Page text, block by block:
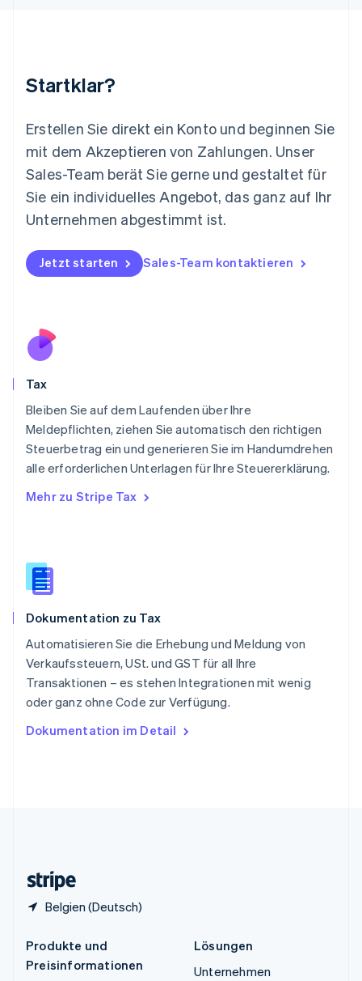
Startklar?
Erstellen Sie direkt ein Konto und beginnen Sie
mit dem Akzeptieren von Zahlungen. Unser
Sales-Team berät Sie gerne und gestaltet für
Sie ein individuelles Angebot, das ganz auf Ihr
Unternehmen abgestimmt ist.
Jetzt starten Sales-Team kontaktieren
Tax
Bleiben Sie auf dem Laufenden über Ihre
Meldepflichten, ziehen Sie automatisch den richtigen
Steuerbetrag ein und generieren Sie im Handumdrehen
alle erforderlichen Unterlagen für Ihre Steuererklärung.
Mehr zu Stripe Tax
Dokumentation zu Tax
Automatisieren Sie die Erhebung und Meldung von
Verkaufssteuern, USt. und GST für all Ihre
Transaktionen – es stehen Integrationen mit wenig
oder ganz ohne Code zur Verfügung.
Dokumentation im Detail
Belgien (Deutsch)
English简体中文
English
Mexiko
Español English
Neuseeland
English
NederlandsEnglish
English
Österreich
Portugal
Português
Schweden
Schweiz
DeutschFrançaisItalianoEnglish
Singapur
Slowakei
Sonderverwaltungsregion Hongkong,
China
Spanien
EspañolEnglish
Thailand
Tschechische Republik
English
English
Produkte und
Preisinformationen
Lösungen
Unternehmen